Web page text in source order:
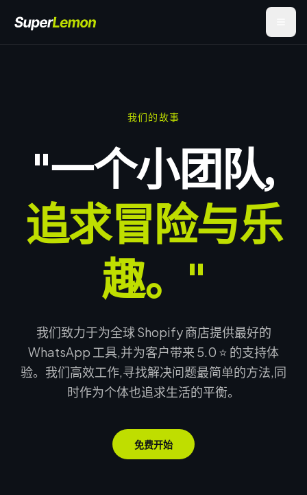
我们的故事
"一个小团队,
追求冒险与乐
趣。"
我们致力于为全球 Shopify 商店提供最好的
WhatsApp 工具,并为客户带来 5.0 ⭐ 的支持体
验。我们高效工作,寻找解决问题最简单的方法,同
时作为个体也追求生活的平衡。
免费开始